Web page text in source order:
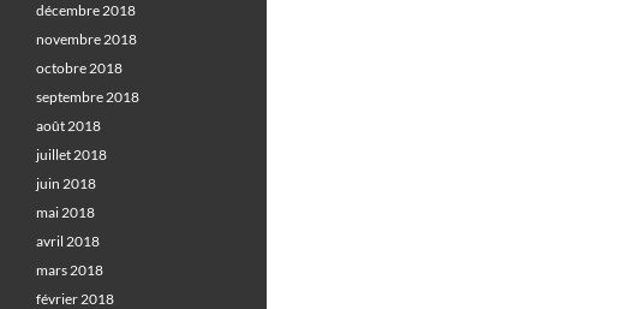
décembre 2018
novembre 2018
octobre 2018
septembre 2018
août 2018
juillet 2018
juin 2018
mai 2018
avril 2018
mars 2018
février 2018